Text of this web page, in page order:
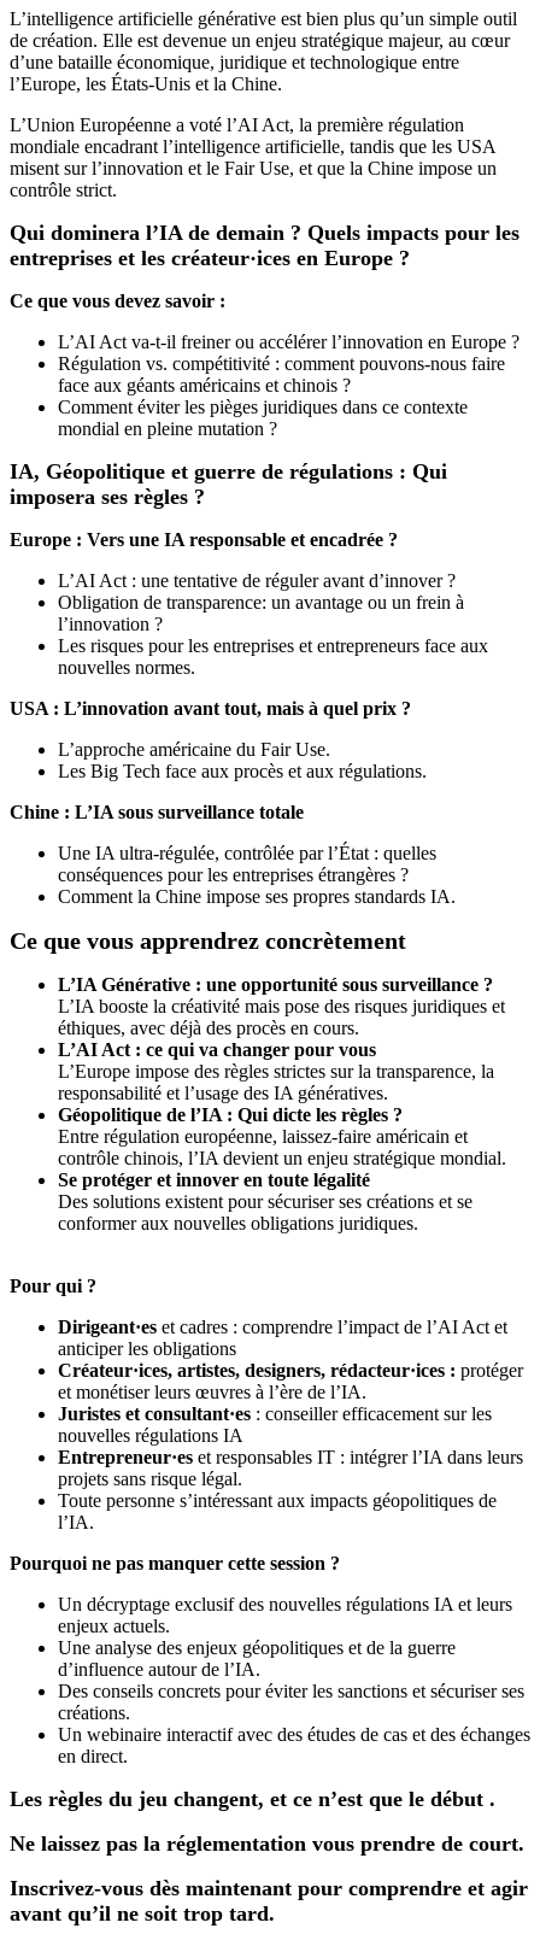
L’intelligence artificielle générative est bien plus qu’un simple outil
de création. Elle est devenue un enjeu stratégique majeur, au cœur
d’une bataille économique, juridique et technologique entre
l’Europe, les États-Unis et la Chine.
L’Union Européenne a voté l’AI Act, la première régulation
mondiale encadrant l’intelligence artificielle, tandis que les USA
misent sur l’innovation et le Fair Use, et que la Chine impose un
contrôle strict.
Qui dominera l’IA de demain ? Quels impacts pour les
entreprises et les créateur·ices en Europe ?
Ce que vous devez savoir :
L’AI Act va-t-il freiner ou accélérer l’innovation en Europe ?
Régulation vs. compétitivité : comment pouvons-nous faire
face aux géants américains et chinois ?
Comment éviter les pièges juridiques dans ce contexte
mondial en pleine mutation ?
IA, Géopolitique et guerre de régulations : Qui
imposera ses règles ?
Europe : Vers une IA responsable et encadrée ?
L’AI Act : une tentative de réguler avant d’innover ?
Obligation de transparence: un avantage ou un frein à
l’innovation ?
Les risques pour les entreprises et entrepreneurs face aux
nouvelles normes.
USA : L’innovation avant tout, mais à quel prix ?
L’approche américaine du Fair Use.
Les Big Tech face aux procès et aux régulations.
Chine : L’IA sous surveillance totale
Une IA ultra-régulée, contrôlée par l’État : quelles
conséquences pour les entreprises étrangères ?
Comment la Chine impose ses propres standards IA.
Ce que vous apprendrez concrètement
L’IA Générative : une opportunité sous surveillance ?
L’IA booste la créativité mais pose des risques juridiques et
éthiques, avec déjà des procès en cours.
L’AI Act : ce qui va changer pour vous
L’Europe impose des règles strictes sur la transparence, la
responsabilité et l’usage des IA génératives.
Géopolitique de l’IA : Qui dicte les règles ?
Entre régulation européenne, laissez-faire américain et
contrôle chinois, l’IA devient un enjeu stratégique mondial.
Se protéger et innover en toute légalité
Des solutions existent pour sécuriser ses créations et se
conformer aux nouvelles obligations juridiques.
Pour qui ?
Dirigeant·es et cadres : comprendre l’impact de l’AI Act et
anticiper les obligations
Créateur·ices, artistes, designers, rédacteur·ices : protéger
et monétiser leurs œuvres à l’ère de l’IA.
Juristes et consultant·es : conseiller efficacement sur les
nouvelles régulations IA
Entrepreneur·es et responsables IT : intégrer l’IA dans leurs
projets sans risque légal.
Toute personne s’intéressant aux impacts géopolitiques de
l’IA.
Pourquoi ne pas manquer cette session ?
Un décryptage exclusif des nouvelles régulations IA et leurs
enjeux actuels.
Une analyse des enjeux géopolitiques et de la guerre
d’influence autour de l’IA.
Des conseils concrets pour éviter les sanctions et sécuriser ses
créations.
Un webinaire interactif avec des études de cas et des échanges
en direct.
Les règles du jeu changent, et ce n’est que le début .
Ne laissez pas la réglementation vous prendre de court.
Inscrivez-vous dès maintenant pour comprendre et agir
avant qu’il ne soit trop tard.